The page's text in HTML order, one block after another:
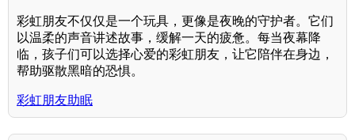
彩虹朋友不仅仅是一个玩具，更像是夜晚的守护者。它们
以温柔的声音讲述故事，缓解一天的疲惫。每当夜幕降
临，孩子们可以选择心爱的彩虹朋友，让它陪伴在身边，
帮助驱散黑暗的恐惧。
彩虹朋友助眠